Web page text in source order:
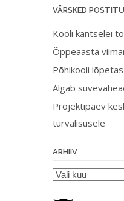
VÄRSKED
Kooli kantselei
Õppeaasta
Põhikooli
Algab
Projektipäev
turvalisusele
ARHIIV
Arhiiv